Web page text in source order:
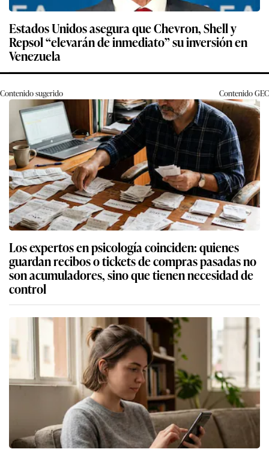
Estados Unidos asegura que Chevron, Shell y
Repsol “elevarán de inmediato” su inversión en
Venezuela
Contenido sugerido ContenidoGEC
Los expertos en psicología coinciden: quienes
guardan recibos o tickets de compras pasadas no
son acumuladores, sino que tienen necesidad de
control